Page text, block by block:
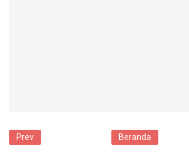
Prev Beranda